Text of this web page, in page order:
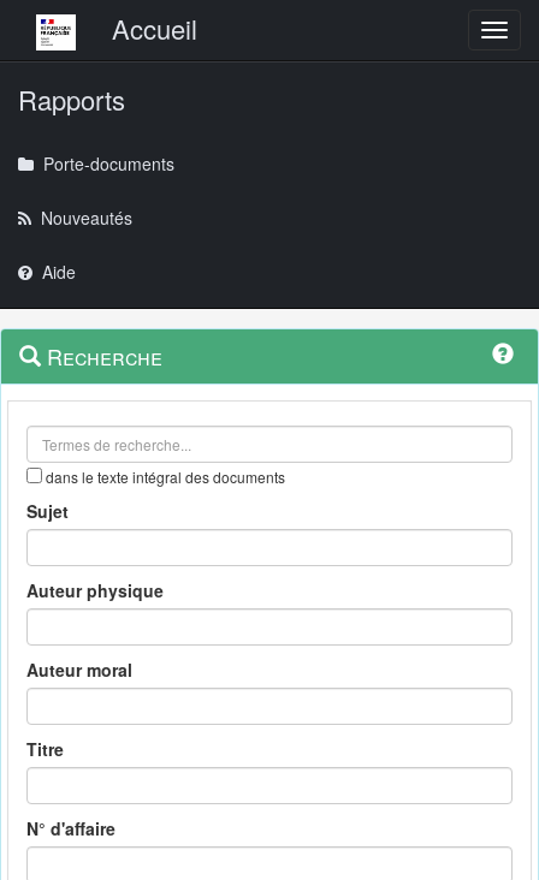
Menu principalAccueil
Rapports
Porte-documents
Nouveautés
Aide
Navigation
outils
Menu
contextuel
Recherche
dans le texte intégral des documents
Sujet
Auteur physique
Auteur moral
Titre
N° d'affaire